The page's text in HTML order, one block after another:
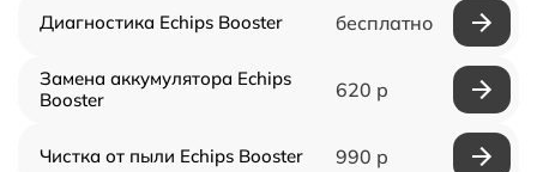
Диагностика Echips Booster бесплатно
Замена аккумулятора Echips
Booster
620 р
Чистка от пыли Echips Booster 990 р